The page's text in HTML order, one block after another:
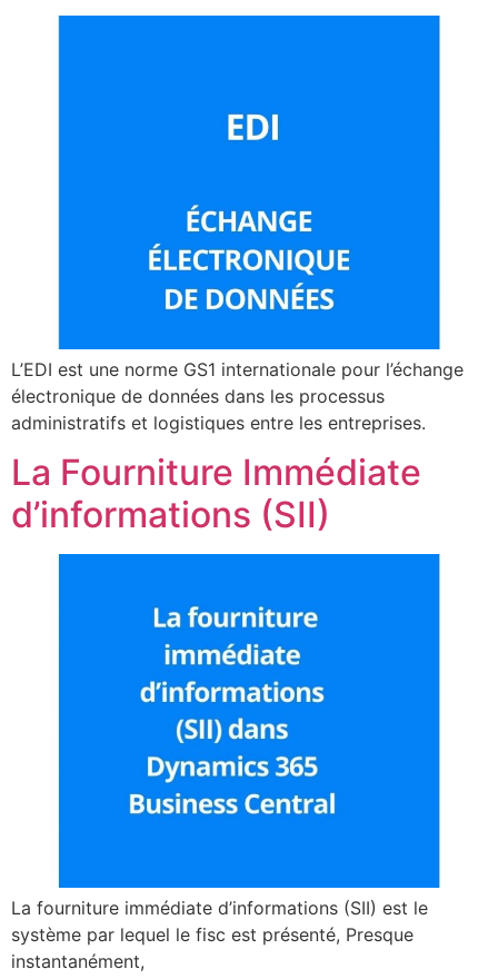
L’EDI est une norme GS1 internationale pour l’échange
électronique de données dans les processus
administratifs et logistiques entre les entreprises.
La Fourniture Immédiate
d’informations (SII)
La fourniture immédiate d’informations (SII) est le
système par lequel le fisc est présenté, Presque
instantanément,